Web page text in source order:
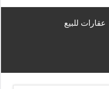
عقارات للبيع